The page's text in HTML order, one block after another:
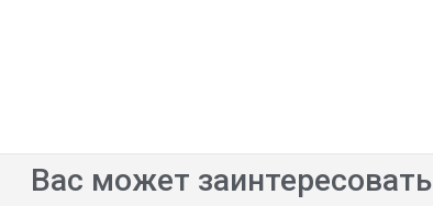
Вас может заинтересовать